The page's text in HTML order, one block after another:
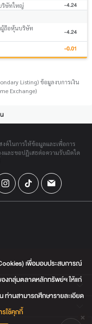
ริษัทใหญ่ -4.24
ผู้ถือหุ้นบริษัท
-4.24
-0.01
Listing) ข้อมูลงบการเงิน
Exchange)
ค์ในการให้ข้อมูลและเพื่อการ
และขอปฏิเสธต่อความรับผิดใด
เพื่อมอบประสบการณ์
องกลุ่มตลาดหลักทรัพย์ฯ ให้แก่
ท่านสามารถศึกษารายละเอียด
ใช้คุกกี้